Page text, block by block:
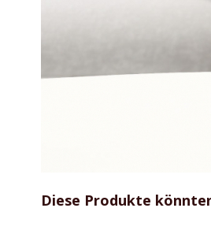
Anfang
Diese Produkte